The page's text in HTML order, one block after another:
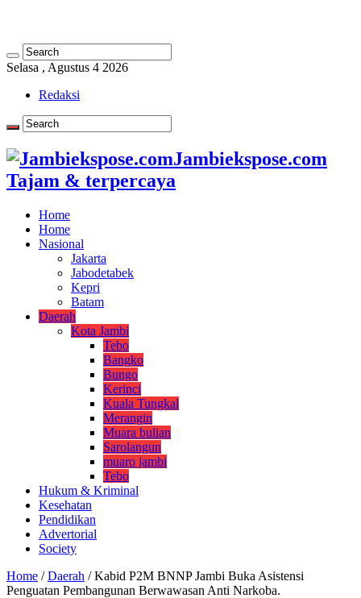
Selasa , Agustus 4 2026
Redaksi
Jambiekspose.com
Tajam & terpercaya
Home
Home
Nasional
Jakarta
Jabodetabek
Kepri
Batam
Daerah
Kota Jambi
Tebo
Bangko
Bungo
Kerinci
Kuala Tungkal
Merangin
Muara bulian
Sarolangun
muaro jambi
Tebo
Hukum & Kriminal
Kesehatan
Pendidikan
Advertorial
Society
Home / Daerah / Kabid P2M BNNP Jambi Buka Asistensi
Penguatan Pembangunan Berwawasan Anti Narkoba.